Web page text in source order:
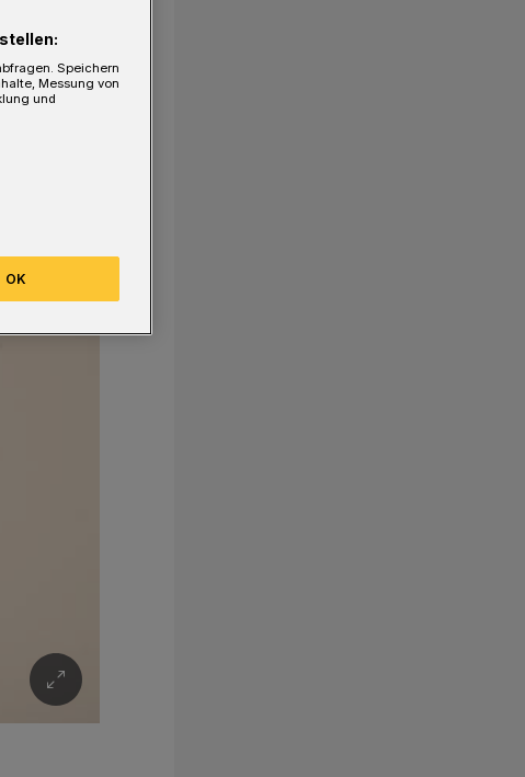
Speichern
Messung von
und
OK